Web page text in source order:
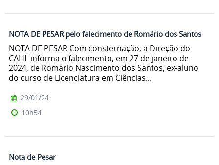
NOTA DE PESAR pelo falecimento de Romário dos Santos
NOTA DE PESAR Com consternação, a Direção do
CAHL informa o falecimento, em 27 de janeiro de
2024, de Romário Nascimento dos Santos, ex-aluno
do curso de Licenciatura em Ciências...
29/01/24
10h54
Nota de Pesar